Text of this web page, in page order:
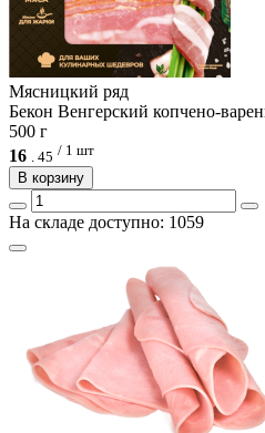
Мясницкий ряд
Бекон Венгерский копчено-
500 г
16 . 45 / 1 шт
В корзину
На складе доступно: 1059